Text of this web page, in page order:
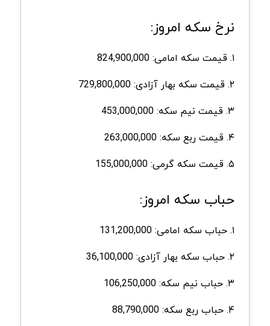
نرخ سکه امروز:
۱. قیمت سکه امامی: 824,900,000
۲. قیمت سکه بهار آزادی: 729,800,000
۳. قیمت نیم سکه: 453,000,000
۴. قیمت ربع سکه: 263,000,000
۵. قیمت سکه گرمی: 155,000,000
حباب سکه امروز:
۱. حباب سکه امامی: 131,200,000
۲. حباب سکه بهار آزادی: 36,100,000
۳. حباب نیم سکه: 106,250,000
۴. حباب ربع سکه: 88,790,000